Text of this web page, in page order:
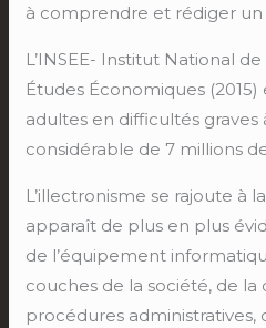
à comprendre et rédiger un
L’INSEE- Institut National
Études Économiques (2015)
adultes en difficultés graves
considérable de 7 millions
L’illectronisme se rajoute à
apparaît de plus en plus
de l’équipement
couches de la société, de
procédures administratives,